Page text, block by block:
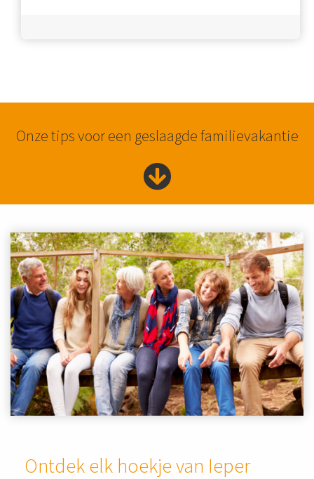
Onze tips voor een geslaagde familievakantie
Ontdek elk hoekje van Ieper